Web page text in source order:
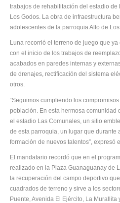
trabajos de rehabilitación del estadio
Los Godos. La obra de infraestructura
adolescentes de la parroquia Alto de Los
Luna recorrió el terreno de juego que
con el inicio de los trabajos de
acabados en paredes internas y
de drenajes, rectificación del sistema
otros.
“Seguimos cumpliendo los
población. En esta hermosa comunidad
el estadio Las Comunales, un sitio
de esta parroquia, un lugar que durante
formación de nuevos talentos”, expresó
El mandatario recordó que en el
realizado en la Plaza Guanaguanay de
la recuperación del campo deportivo
cuadrados de terreno y sirve a los
Puente, Avenida El Ejército, La Murallita